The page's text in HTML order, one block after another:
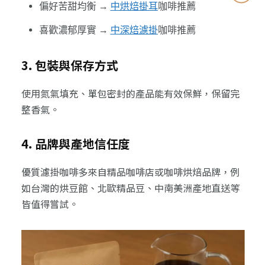
偏好苦甜均衡 → 中烘焙掛耳咖啡推薦
喜歡濃郁厚實 → 中深焙濾掛咖啡推薦
3. 包裝與保存方式
使用氮氣填充、單包密封的產品能有效保鮮，保留完
整香氣。
4. 品牌與產地信任度
優質濾掛咖啡多來自精品咖啡店或咖啡烘焙品牌，例
如台灣的烘豆館、北歐精品豆、中南美洲產地直送等
皆值得嘗試。